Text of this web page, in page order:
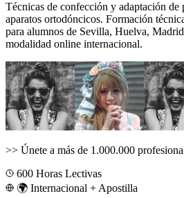
Técnicas de confección y adaptación
aparatos ortodóncicos. Formación
para alumnos de Sevilla, Huelva,
modalidad online internacional.
>> Únete a más de 1.000.000
600 Horas Lectivas
🌍 Internacional + Apostilla